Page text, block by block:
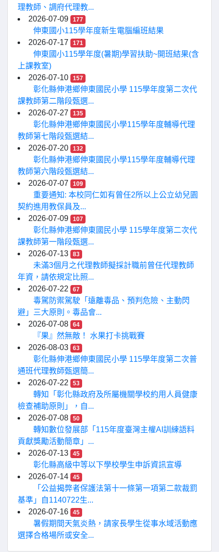
理教師、調府代理教...
2026-07-09
177
伸東國小115學年度新生電腦編班結果
2026-07-17
171
伸東國小115學年度(暑期)學習扶助~開班結果(含
上課教室)
2026-07-10
157
彰化縣伸港鄉伸東國民小學 115學年度第二次代
課教師第二階段甄選...
2026-07-27
135
彰化縣伸港鄉伸東國民小學115學年度輔導代理
教師第七階段甄選結...
2026-07-20
132
彰化縣伸港鄉伸東國民小學115學年度輔導代理
教師第六階段甄選結...
2026-07-07
109
重要通知: 本校同仁如有曾任2所以上公立幼兒園
契約進用教保員及...
2026-07-09
107
彰化縣伸港鄉伸東國民小學 115學年度第二次代
課教師第一階段甄選...
2026-07-13
83
未滿3個月之代理教師擬採計職前曾任代理教師
年資，請依規定比照...
2026-07-22
67
毒駕防禦駕駛「遠離毒品、預判危險、主動閃
避」三大原則。毒品會...
2026-07-08
64
『果』然無敵！ 水果打卡挑戰賽
2026-08-03
63
彰化縣伸港鄉伸東國民小學 115學年度第二次普
通班代理教師甄選簡...
2026-07-22
53
轉知「彰化縣政府及所屬機關學校約用人員健康
檢查補助原則」，自...
2026-07-08
50
轉知數位發展部「115年度臺灣主權AI訓練語料
貢獻獎勵活動簡章」...
2026-07-13
45
彰化縣高級中等以下學校學生申訴資訊宣導
2026-07-14
45
「公益揭弊者保護法第十一條第一項第二款裁罰
基準」自1140722生...
2026-07-16
45
暑假期間天氣炎熱，請家長學生從事水域活動應
選擇合格場所或安全...